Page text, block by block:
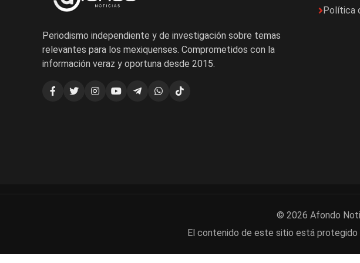
Periodismo independiente y de investigación sobre temas
relevantes para los mexiquenses. Comprometidos con la
información veraz y oportuna desde 2015.
Política
© 2026 Afondo
El contenido de este sitio está